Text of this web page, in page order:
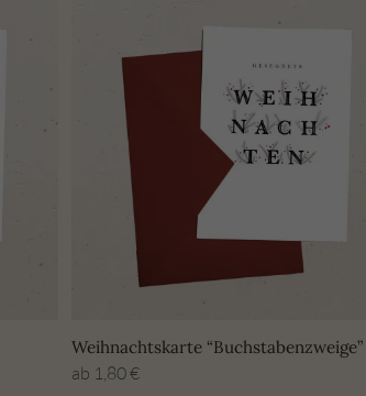
Weihnachtskarte “Buchstabenzweige”
ab 1,80€